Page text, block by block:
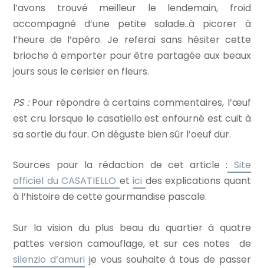
l’avons trouvé meilleur le lendemain, froid
accompagné d’une petite salade..à picorer à
l’heure de l’apéro. Je referai sans hésiter cette
brioche à emporter pour être partagée aux beaux
jours sous le cerisier en fleurs.
PS :Pour répondre à certains commentaires, l’œuf
est cru lorsque le casatiello est enfourné est cuit à
sa sortie du four. On déguste bien sûr l’oeuf dur.
Sources pour la rédaction de cet article : Site
officiel du CASATIELLO etici des explications quant
à l’histoire de cette gourmandise pascale.
Sur la vision du plus beau du quartier à quatre
pattes version camouflage, et sur ces notes de
silenzio d’amuri je vous souhaite à tous de passer